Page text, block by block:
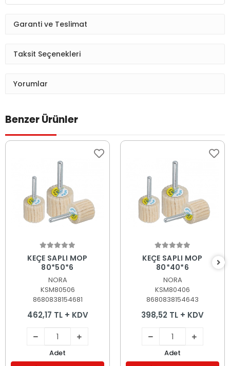
Garanti ve Teslimat
Taksit Seçenekleri
Yorumlar
Benzer Ürünler
KEÇE SAPLI MOP
80*50*6
NORA
KSM80506
8680838154681
462,17 TL + KDV
Adet
KEÇE SAPLI MOP
80*40*6
NORA
KSM80406
8680838154643
398,52 TL + KDV
Adet